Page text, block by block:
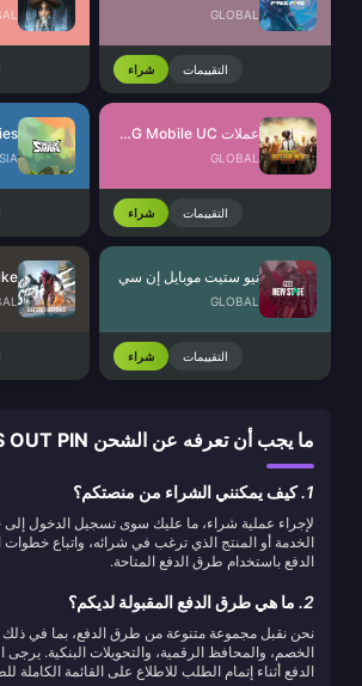
GLOBAL
التقييمات شراء
عملات PUBG Mobile UC
GLOBAL
التقييمات شراء
نيو ستيت موبايل إن سي
GLOBAL
التقييمات شراء
ما يجب أن تعرفه عن الشحن KNIVES OUT PIN
1. كيف يمكنني الشراء من منصتكم؟
لإجراء عملية شراء، ما عليك سوى تسجيل الدخول إلى
الخدمة أو المنتج الذي ترغب في شرائه، واتباع خطوات
الدفع باستخدام طرق الدفع المتاحة.
2. ما هي طرق الدفع المقبولة لديكم؟
نحن نقبل مجموعة متنوعة من طرق الدفع، بما في ذلك
الخصم، والمحافظ الرقمية، والتحويلات البنكية.
الدفع أثناء إتمام الطلب للاطلاع على القائمة الكاملة